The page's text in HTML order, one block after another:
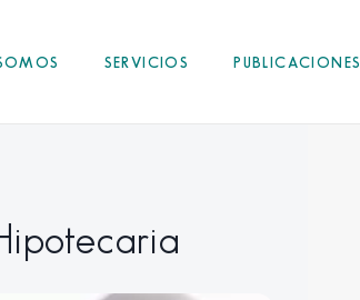
SERVICIOS PUBLICACIONES